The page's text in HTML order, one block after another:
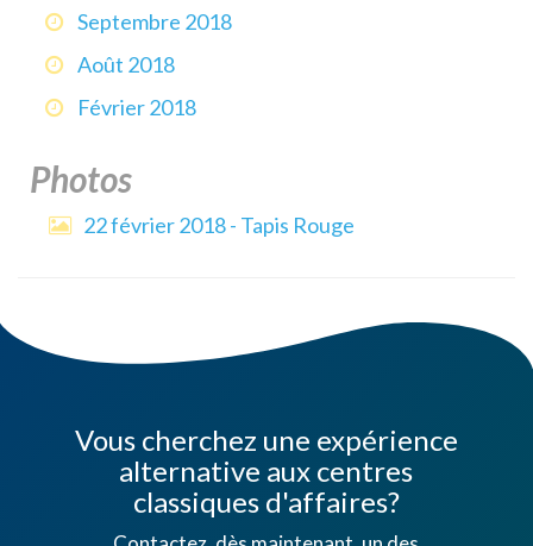
Septembre 2018
Août 2018
Février 2018
Photos
22 février 2018 - Tapis Rouge
Vous cherchez une expérience
alternative aux centres
classiques d'affaires?